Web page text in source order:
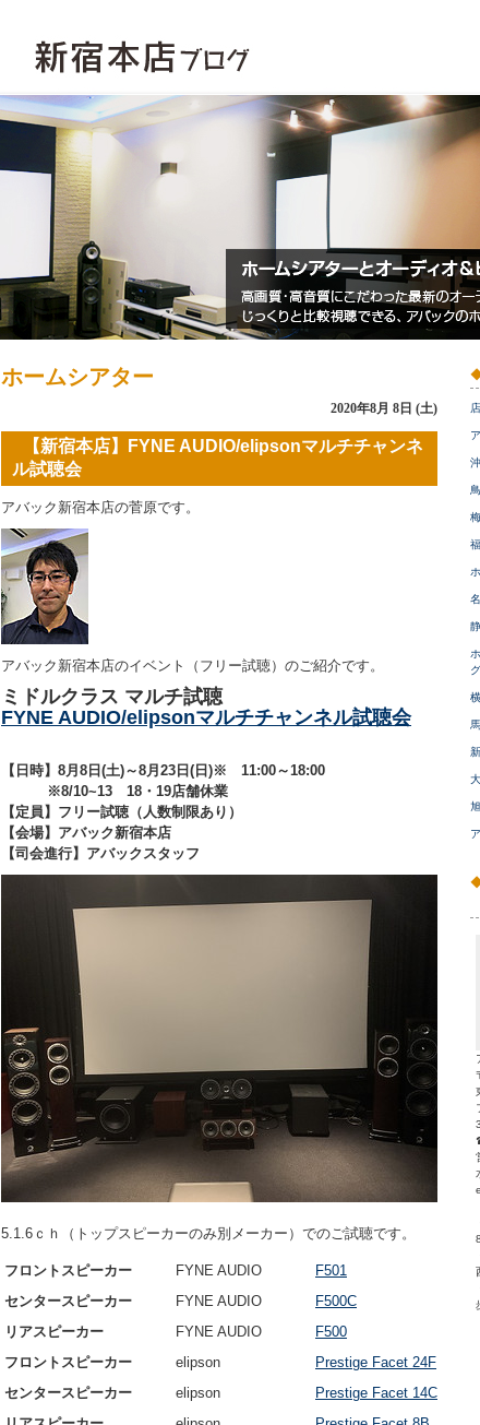
ホームシアター
2020年8月 8日 (土)
【新宿本店】FYNE AUDIO/elipsonマルチチャンネ
ル試聴会
アバック新宿本店の菅原です。
アバック新宿本店のイベント（フリー試聴）のご紹介です。
ミドルクラス マルチ試聴
FYNE AUDIO/elipsonマルチチャンネル試聴会
【日時】8月8日(土)～8月23日(日)※ 11:00～18:00
※8/10~13 18・19店舗休業
【定員】フリー試聴（人数制限あり）
【会場】アバック新宿本店
【司会進行】アバックスタッフ
5.1.6ｃｈ（トップスピーカーのみ別メーカー）でのご試聴です。
フロントスピーカー FYNE AUDIO
F501
センタースピーカー
FYNE AUDIO
F500C
リアスピーカー
FYNE AUDIO
F500
フロントスピーカー
elipson
Prestige Facet 24F
センタースピーカー
elipson
Prestige Facet 14C
グ